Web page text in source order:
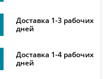
Доставка 1-3 рабочих
дней
Доставка 1-4 рабочих
дней